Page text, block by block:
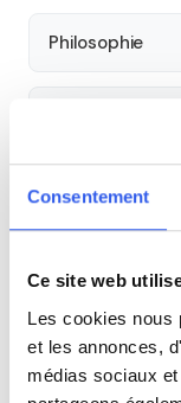
Consentement
Ce site web
Les cookies nous
et les annonces,
médias sociaux
Philosophie
Économie
Allemand